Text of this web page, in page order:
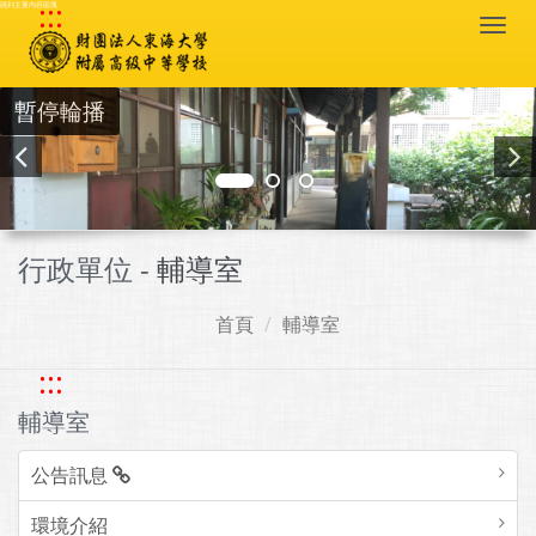
跳到主要內容區塊
:::
暫停輪播
行政單位 - 輔導室
首頁 輔導室
:::
輔導室
公告訊息
環境介紹